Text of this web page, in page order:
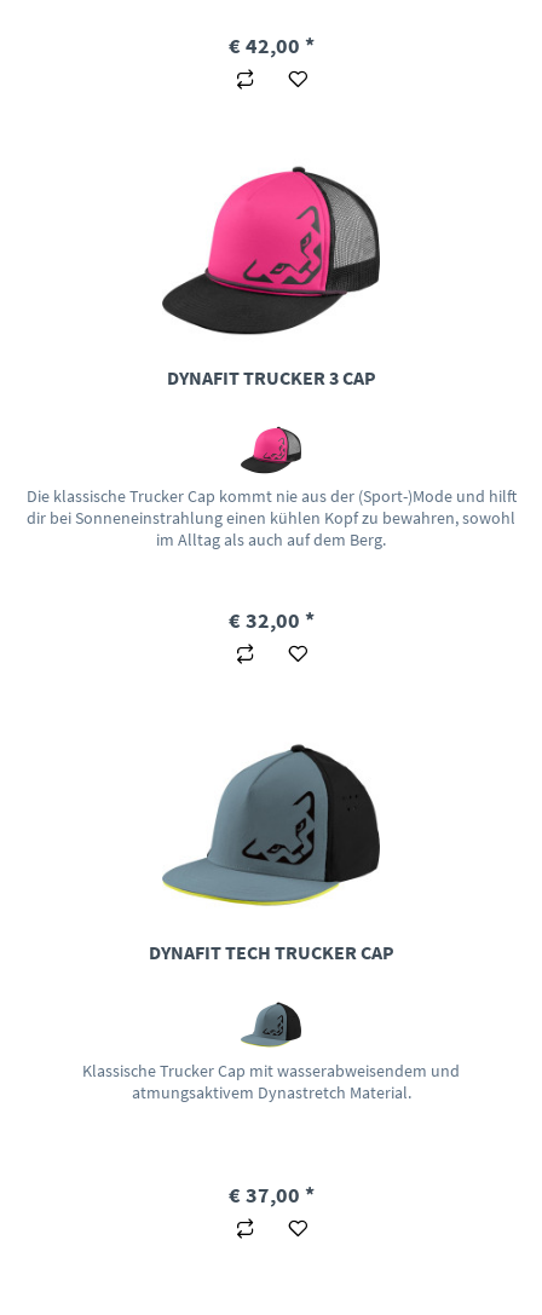
€ 42,00 *
DYNAFIT TRUCKER 3 CAP
Die klassische Trucker Cap kommt nie aus der (Sport-)Mode und hilft
dir bei Sonneneinstrahlung einen kühlen Kopf zu bewahren, sowohl
im Alltag als auch auf dem Berg.
€ 32,00 *
DYNAFIT TECH TRUCKER CAP
Klassische Trucker Cap mit wasserabweisendem und
atmungsaktivem Dynastretch Material.
€ 37,00 *